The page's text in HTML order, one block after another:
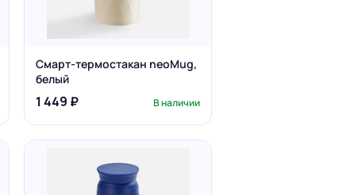
Смарт-термостакан neoMug,
белый
1 449 ₽ В наличии